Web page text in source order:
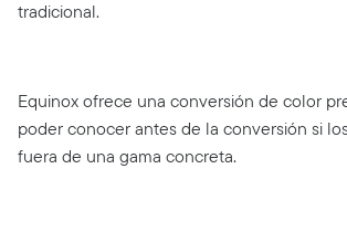
tradicional.
Equinox ofrece una conversión de color
poder conocer antes de la conversión si
fuera de una gama concreta.